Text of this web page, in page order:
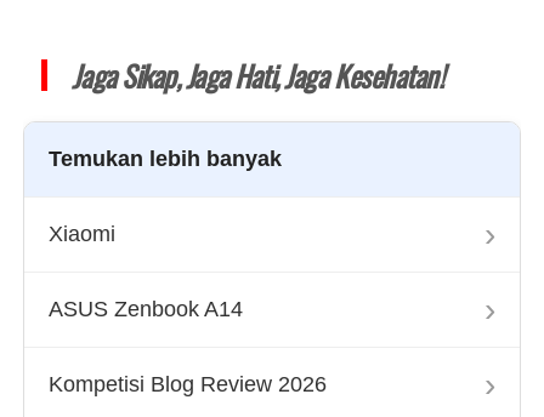
Jaga Sikap, Jaga Hati, Jaga Kesehatan!
Temukan lebih banyak
Xiaomi ›
ASUS Zenbook A14 ›
Kompetisi Blog Review 2026 ›